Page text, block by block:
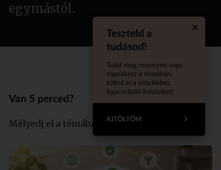
egymástól.
Teszteld a
tudásod!
Tudd meg mennyire vagy
naprakész a témában,
töltsd ki a szócikkhez
kapcsolódó kvízünket!
KITÖLTÖM
Van 5 perced?
Mélyedj el a témában szakértőnkkel!